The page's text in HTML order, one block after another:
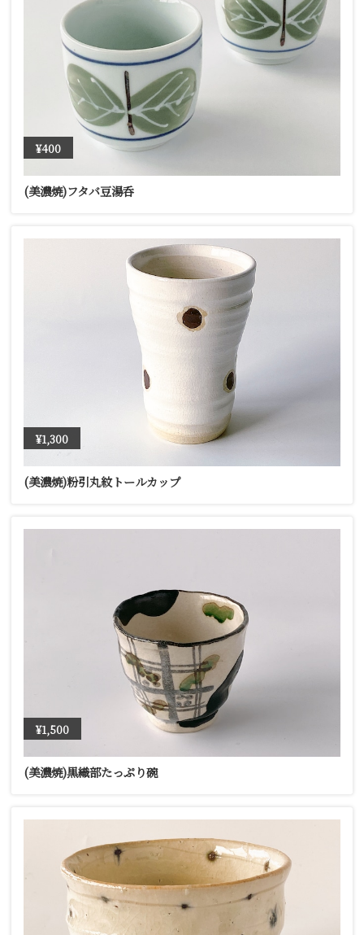
¥400
(美濃焼)フタバ豆湯呑
¥1,300
(美濃焼)粉引丸紋トールカップ
¥1,500
(美濃焼)黒織部たっぷり碗